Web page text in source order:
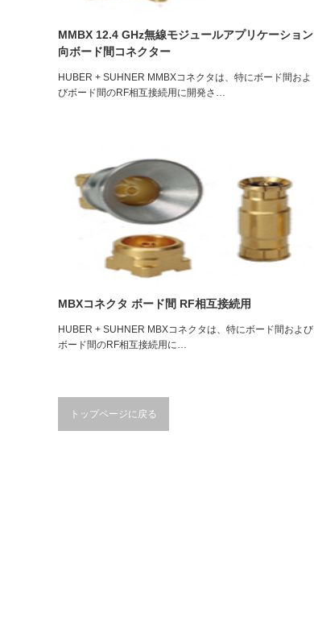
MMBX 12.4 GHz無線モジュールアプリケーション
向ボード間コネクター
HUBER + SUHNER MMBXコネクタは、特にボード間およ
びボード間のRF相互接続用に開発さ…
MBXコネクタ ボード間 RF相互接続用
HUBER + SUHNER MBXコネクタは、特にボード間および
ボード間のRF相互接続用に…
トップページに戻る